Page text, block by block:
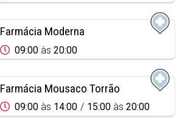
Farmácia Moderna
09:00 às 20:00
Farmácia Mousaco Torrão
09:00 às 14:00 15:00 às 20:00